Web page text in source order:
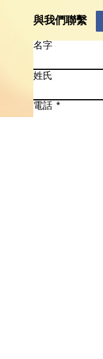
與我們聯繫
名字
姓氏
電話